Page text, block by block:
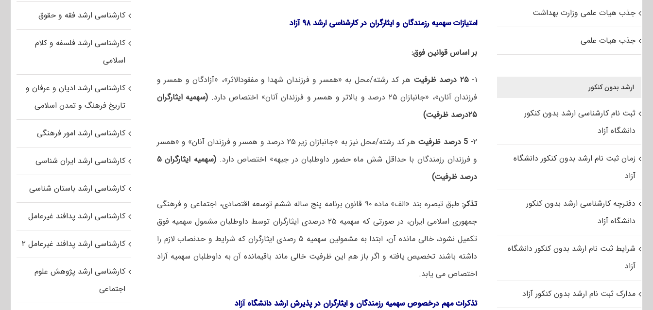
امتیازات سهمیه رزمندگان و ایثارگران در کارشناسی ارشد ۹۸ آزاد
بر اساس قوانین فوق:
۱- ۲۵ درصد ظرفیت
هر کد رشته/محل به «همسر و فرزندان شهدا و مفقودالاثر»، «آزادگان و همسر و
فرزندان آنان»، «جانبازان ۲۵ درصد و بالاتر و همسر و فرزندان آنان» اختصاص دارد.
(سهمیه ایثارگران
۲۵درصد ظرفیت)
۲- 5 درصد ظرفیت
هر کد رشته/محل نیز به «جانبازان زیر ۲۵ درصد و همسر و فرزندان آنان» و «همسر
و فرزندان رزمندگان با حداقل شش ماه حضور داوطلبان در جبهه» اختصاص دارد.
(سهمیه ایثارگران ۵
درصد ظرفیت)
تذکر:
طبق تبصره بند «الف» ماده ۹۰ قانون برنامه پنج ساله ششم توسعه اقتصادی، اجتماعی و فرهنگی
جمهوری اسلامی ایران، در صورتی که سهمیه ۲۵ درصدی ایثارگران توسط داوطلبان مشمول سهمیه فوق
تکمیل نشود، خالی مانده آن، ابتدا به مشمولین سهمیه ۵ رصدی ایثارگران که شرایط و حدنصاب لازم را
داشته باشند تخصیص یافته و اگر باز هم این ظرفیت خالی ماند باقیمانده آن به داوطلبان سهمیه آزاد
اختصاص می یابد.
تذکرات مهم درخصوصسهمیه رزمندگان و ایثارگران در پذیرش ارشد دانشگاه آزاد
کارشناسی ارشد فقه و حقوق
کارشناسی ارشد فلسفه و کلام
اسلامی
کارشناسی ارشد ادیان و عرفان و
تاریخ فرهنگ و تمدن اسلامی
کارشناسی ارشد امور فرهنگی
کارشناسی ارشد ایران شناسی
کارشناسی ارشد باستان شناسی
کارشناسی ارشد پدافند غیرعامل
کارشناسی ارشد پدافند غیرعامل ۲
کارشناسی ارشد پژوهش علوم
اجتماعی
جذب هیات علمی وزارت بهداشت
جذب هیات علمی
ارشد بدون کنکور
ثبت نام کارشناسی ارشد بدون کنکور
دانشگاه آزاد
زمان ثبت نام ارشد بدون کنکور دانشگاه
آزاد
دفترچه کارشناسی ارشد بدون کنکور
دانشگاه آزاد
شرایط ثبت نام ارشد بدون کنکور دانشگاه
آزاد
مدارک ثبت نام ارشد بدون کنکور آزاد